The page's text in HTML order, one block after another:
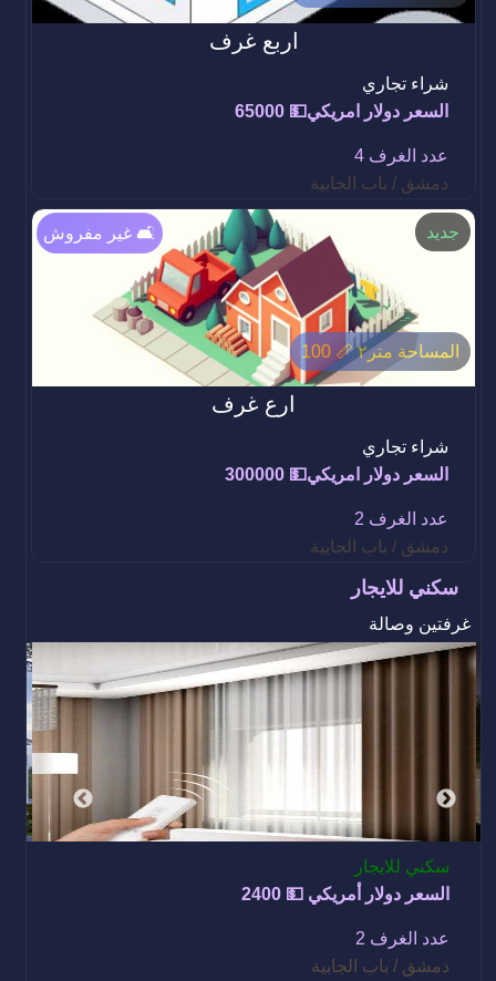
اربع غرف
شراء تجاري
السعر دولار امريكي💵 65000
عدد الغرف 4
دمشق / باب الجابية
ارع غرف
شراء تجاري
غير مفروش 🛋️
السعر دولار امريكي💵 300000
المساحة متر٢ 📏 100
جديد
عدد الغرف 2
دمشق / باب الجابية
سكني للايجار
غرفتين وصالة
سكني للايجار
السعر دولار أمريكي 💵 2400
عدد الغرف 2
دمشق / باب الجابية